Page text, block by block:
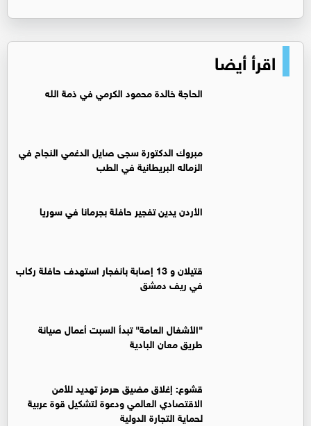
اقرأ أيضا
الحاجة خالدة محمود الكرمي في ذمة الله
مبروك الدكتورة سجى صايل الدغمي النجاح في
الزماله البريطانية في الطب
الأردن يدين تفجير حافلة بجرمانا في سوريا
قتيلان و 13 إصابة بانفجار استهدف حافلة ركاب
في ريف دمشق
"الأشغال العامة" تبدأ السبت أعمال صيانة
طريق معان البادية
قشوع: إغلاق مضيق هرمز تهديد للأمن
الاقتصادي العالمي ودعوة لتشكيل قوة عربية
لحماية التجارة الدولية